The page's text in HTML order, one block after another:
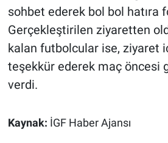
sohbet ederek bol bol hatıra
Gerçekleştirilen ziyaretten
kalan futbolcular ise, ziyaret
teşekkür ederek maç öncesi
verdi.
Kaynak: İGF Haber Ajansı